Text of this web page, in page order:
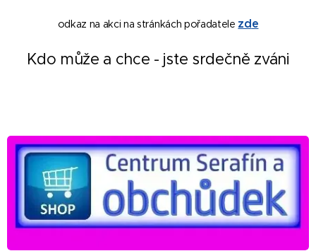
odkaz na akci na stránkách pořadatele zde
Kdo může a chce - jste srdečně zváni